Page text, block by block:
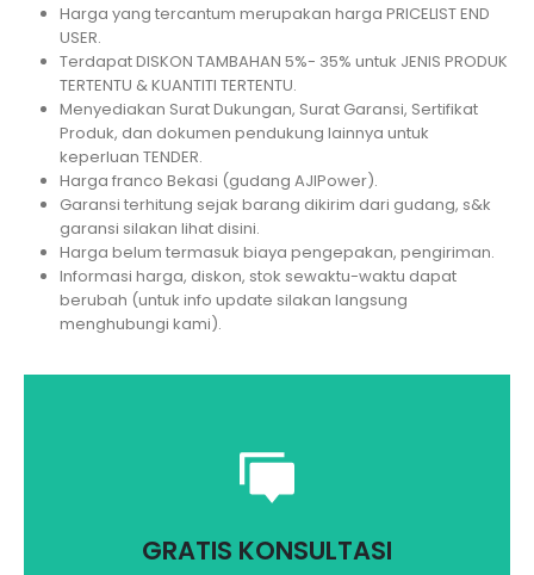
Harga yang tercantum merupakan harga PRICELIST END
USER.
Terdapat DISKON TAMBAHAN 5%- 35% untuk JENIS PRODUK
TERTENTU & KUANTITI TERTENTU.
Menyediakan Surat Dukungan, Surat Garansi, Sertifikat
Produk, dan dokumen pendukung lainnya untuk
keperluan TENDER.
Harga franco Bekasi (gudang AJIPower).
Garansi terhitung sejak barang dikirim dari gudang, s&k
garansi silakan lihat disini.
Harga belum termasuk biaya pengepakan, pengiriman.
Informasi harga, diskon, stok sewaktu-waktu dapat
berubah (untuk info update silakan langsung
menghubungi kami).
GRATIS KONSULTASI
Saran dan masukan yang terbaik untuk
kebutuhan Anda